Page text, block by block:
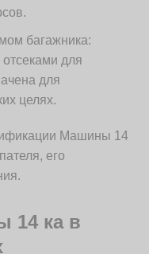
багажника:
для
для
целях.
Машины 14
его
14 ка в